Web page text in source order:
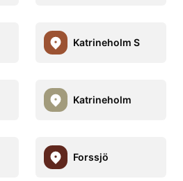
Katrineholm S
Katrineholm
Forssjö